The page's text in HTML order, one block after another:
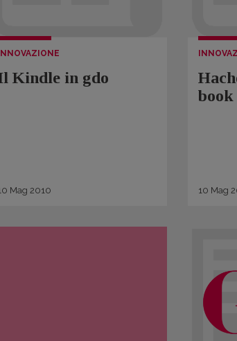
INNOVAZIONE
Kindle in gdo
Mag 2010 10 Mag